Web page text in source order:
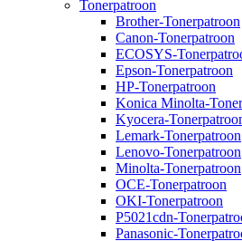
Tonerpatroon
Brother-Tonerpatroon
Canon-Tonerpatroon
ECOSYS-
Epson-Tonerpatroon
HP-Tonerpatroon
Konica Minolta-
Kyocera-
Lemark-Tonerpatroon
Lenovo-Tonerpatroon
Minolta-Tonerpatroon
OCE-Tonerpatroon
OKI-Tonerpatroon
P5021cdn-
Panasonic-